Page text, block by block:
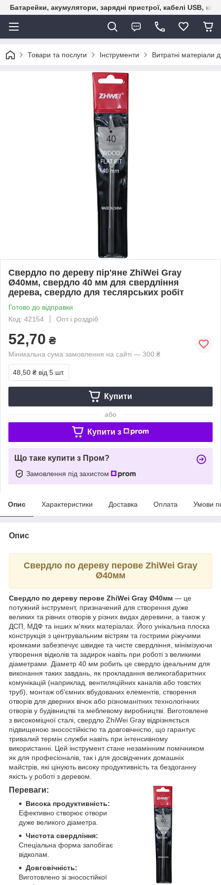
Батарейки, акумулятори, зарядні пристрої, кабелі USB,
Товари та послуги Інструменти Витратні матеріали
Свердло по дереву пір'яне ZhiWei Gray
Ø40мм, свердло 40 мм для свердління
дерева, свердло для теслярських робіт
Готово до відправки
Код: 42154
Опт і роздріб
52,70 ₴
Мінімальна сума замовлення на сайті — 300 ₴
48,50 ₴ від 5 шт.
Купити
або
Купити з
Що таке купити з Пром?
Замовлення під захистом
Опис Характеристики Доставка Оплата Умови
Опис
Свердло по дереву перове ZhiWei Gray
Ø40мм
Свердло по дереву перове ZhiWei Gray Ø40мм — це
потужний інструмент, призначений для створення дуже
великих та рівних отворів у різних видах деревини, а також у
ДСП, МДФ та інших м'яких матеріалах. Його унікальна плоска
конструкція з центрувальним вістрям та гострими ріжучими
кромками забезпечує швидке та чисте свердління, мінімізуючи
утворення відколів та задирок навіть при роботі з великими
діаметрами. Діаметр 40 мм робить це свердло ідеальним для
виконання таких завдань, як прокладання великогабаритних
комунікацій (наприклад, вентиляційних каналів або товстих
труб), монтаж об'ємних вбудованих елементів, створення
отворів для дверних вічок або різноманітних технологічних
отворів у будівництві та меблевому виробництві. Виготовлене
з високоміцної сталі, свердло ZhiWei Gray відрізняється
підвищеною зносостійкістю та довговічністю, що гарантує
тривалий термін служби навіть при інтенсивному
використанні. Цей інструмент стане незамінним помічником
як для професіоналів, так і для досвідчених домашніх
майстрів, які цінують високу продуктивність та бездоганну
якість у роботі з деревом.
Переваги:
Висока продуктивність:
Ефективно створює отвори
дуже великого діаметра.
Чистота свердління:
Спеціальна форма запобігає
відколам.
Довговічність:
Виготовлено зі зносостійкої